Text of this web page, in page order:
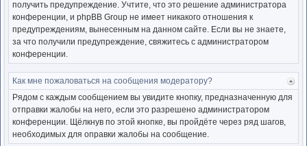
получить предупреждение. Учтите, что это решение администратора
конференции, и phpBB Group не имеет никакого отношения к
предупреждениям, вынесенным на данном сайте. Если вы не знаете,
за что получили предупреждение, свяжитесь с администратором
конференции.
к
Как мне пожаловаться на сообщения модератору?
Рядом с каждым сообщением вы увидите кнопку, предназначенную для
отправки жалобы на него, если это разрешено администратором
конференции. Щёлкнув по этой кнопке, вы пройдёте через ряд шагов,
необходимых для оправки жалобы на сообщение.